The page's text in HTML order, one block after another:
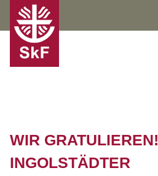
content
WIR GRATULIEREN!
INGOLSTÄDTER